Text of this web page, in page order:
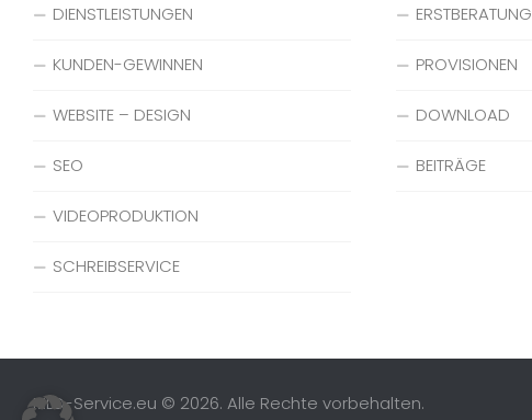
DIENSTLEISTUNGEN
KUNDEN-GEWINNEN
WEBSITE – DESIGN
SEO
VIDEOPRODUKTION
SCHREIBSERVICE
ERSTBERATUNG
PROVISIONEN
DOWNLOAD
BEITRÄGE
MLD-Service.eu © 2026. Alle Rechte vorbehalten.